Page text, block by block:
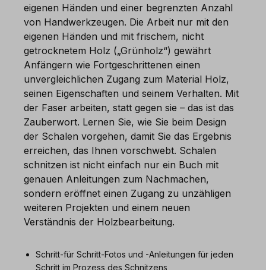
eigenen Händen und einer begrenzten Anzahl
von Handwerkzeugen. Die Arbeit nur mit den
eigenen Händen und mit frischem, nicht
getrocknetem Holz („Grünholz“) gewährt
Anfängern wie Fortgeschrittenen einen
unvergleichlichen Zugang zum Material Holz,
seinen Eigenschaften und seinem Verhalten. Mit
der Faser arbeiten, statt gegen sie – das ist das
Zauberwort. Lernen Sie, wie Sie beim Design
der Schalen vorgehen, damit Sie das Ergebnis
erreichen, das Ihnen vorschwebt. Schalen
schnitzen ist nicht einfach nur ein Buch mit
genauen Anleitungen zum Nachmachen,
sondern eröffnet einen Zugang zu unzähligen
weiteren Projekten und einem neuen
Verständnis der Holzbearbeitung.
Schritt-für Schritt-Fotos und -Anleitungen für jeden
Schritt im Prozess des Schnitzens